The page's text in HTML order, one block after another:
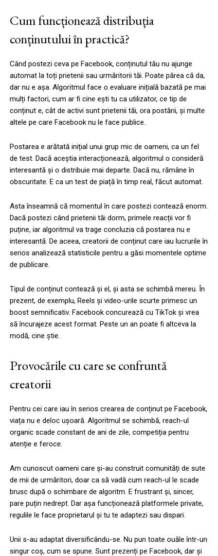
Cum funcționează distribuția
conținutului în practică?
Când postezi ceva pe Facebook, conținutul tău nu ajunge
automat la toți prietenii sau urmăritorii tăi. Poate părea că da,
dar nu e așa. Algoritmul face o evaluare inițială bazată pe mai
mulți factori, cum ar fi cine ești tu ca utilizator, ce tip de
conținut e, cât de activi sunt prietenii tăi, ora postării, și multe
altele pe care Facebook nu le face publice.
Postarea e arătată inițial unui grup mic de oameni, ca un fel
de test. Dacă aceștia interacționează, algoritmul o consideră
interesantă și o distribuie mai departe. Dacă nu, rămâne în
obscuritate. E ca un test de piață în timp real, făcut automat.
Asta înseamnă că momentul în care postezi contează enorm.
Dacă postezi când prietenii tăi dorm, primele reacții vor fi
puține, iar algoritmul va trage concluzia că postarea nu e
interesantă. De aceea, creatorii de conținut care iau lucrurile în
serios analizează statisticile pentru a găsi momentele optime
de publicare.
Tipul de conținut contează și el, și asta se schimbă mereu. În
prezent, de exemplu, Reels și video-urile scurte primesc un
boost semnificativ. Facebook concurează cu TikTok și vrea
să încurajeze acest format. Peste un an poate fi altceva la
modă, cine știe.
Provocările cu care se confruntă
creatorii
Pentru cei care iau în serios crearea de conținut pe Facebook,
viața nu e deloc ușoară. Algoritmul se schimbă, reach-ul
organic scade constant de ani de zile, competiția pentru
atenție e feroce.
Am cunoscut oameni care și-au construit comunități de sute
de mii de urmăritori, doar ca să vadă cum reach-ul le scade
brusc după o schimbare de algoritm. E frustrant și, sincer,
pare puțin nedrept. Dar așa funcționează platformele private,
regulile le face proprietarul și tu te adaptezi sau dispari.
Unii s-au adaptat diversificându-se. Nu pun toate ouăle într-un
singur coș, cum se spune. Sunt prezenți pe Facebook, dar și